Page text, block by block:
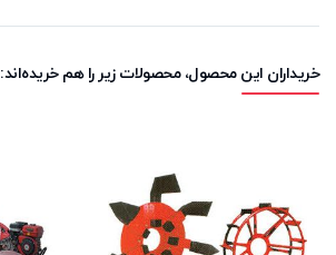
خریداران این محصول، محصولات زیر را هم خریده‌اند: